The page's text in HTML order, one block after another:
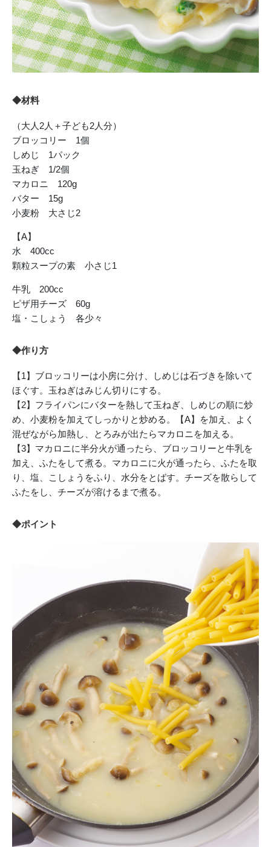
◆材料
（大人2人＋子ども2人分）
ブロッコリー 1個
しめじ 1パック
玉ねぎ 1/2個
マカロニ 120g
バター 15g
小麦粉 大さじ2
【A】
水 400cc
顆粒スープの素 小さじ1
牛乳 200cc
ピザ用チーズ 60g
塩・こしょう 各少々
◆作り方
【1】ブロッコリーは小房に分け、しめじは石づきを除いて
ほぐす。玉ねぎはみじん切りにする。
【2】フライパンにバターを熱して玉ねぎ、しめじの順に炒
め、小麦粉を加えてしっかりと炒める。【A】を加え、よく
混ぜながら加熱し、とろみが出たらマカロニを加える。
【3】マカロニに半分火が通ったら、ブロッコリーと牛乳を
加え、ふたをして煮る。マカロニに火が通ったら、ふたを取
り、塩、こしょうをふり、水分をとばす。チーズを散らして
ふたをし、チーズが溶けるまで煮る。
◆ポイント